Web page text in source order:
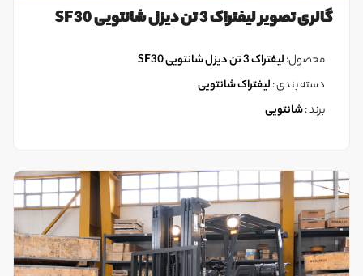
گالری تصویر لیفتراک 3 تن دیزل شانتویی SF30
محصول:لیفتراک 3 تن دیزل شانتویی SF30
دسته بندی :لیفتراک شانتویی
برند :شانتویی